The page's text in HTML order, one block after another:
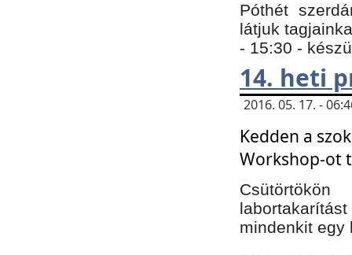
Póthét
látjuk
- 15:30 -
14. heti
2016. 05. 17. -
Kedden a
Workshop-ot
mindenkit